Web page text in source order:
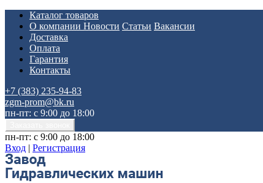
Каталог товаров
О компании Новости Статьи Вакансии
Доставка
Оплата
Гарантия
Контакты
+7 (383) 235-94-83
zgm-prom@bk.ru
пн-пт: с 9:00 до 18:00
пн-пт: с 9:00 до 18:00
Вход | Регистрация